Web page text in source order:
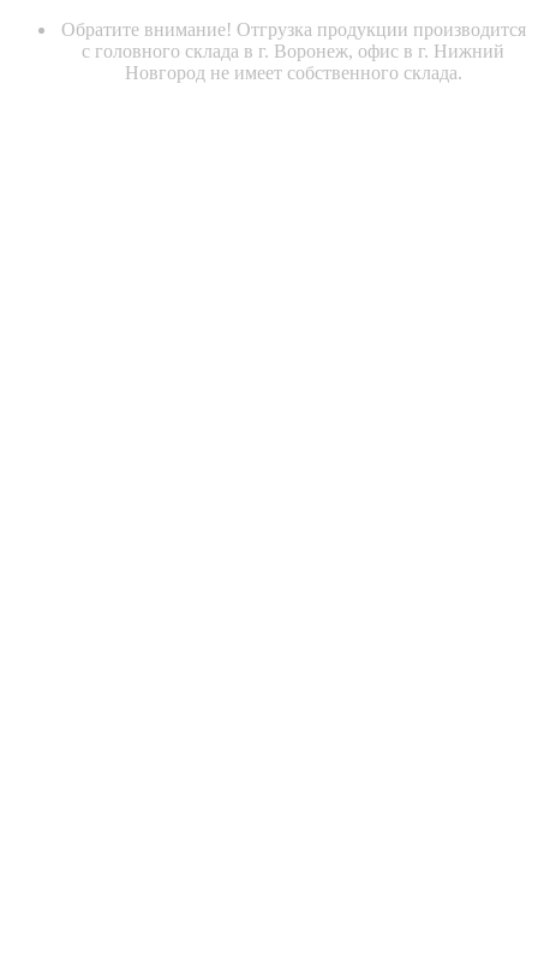
Обратите внимание! Отгрузка продукции производится
с головного склада в г. Воронеж, офис в г. Нижний
Новгород не имеет собственного склада.